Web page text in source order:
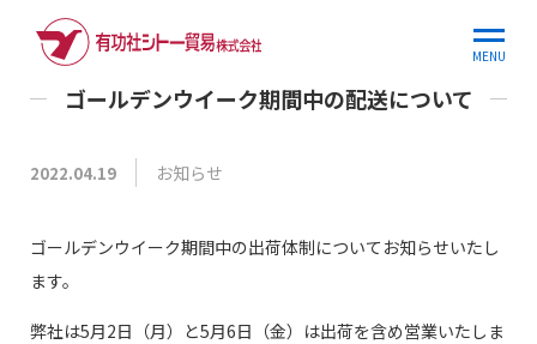
MENU
ホームお知らせ ゴールデンウイーク期間中の配送について
ゴールデンウイーク期間中の配送について
2022.04.19 お知らせ
ゴールデンウイーク期間中の出荷体制についてお知らせいたし
ます。
弊社は5月2日（月）と5月6日（金）は出荷を含め営業いたしま